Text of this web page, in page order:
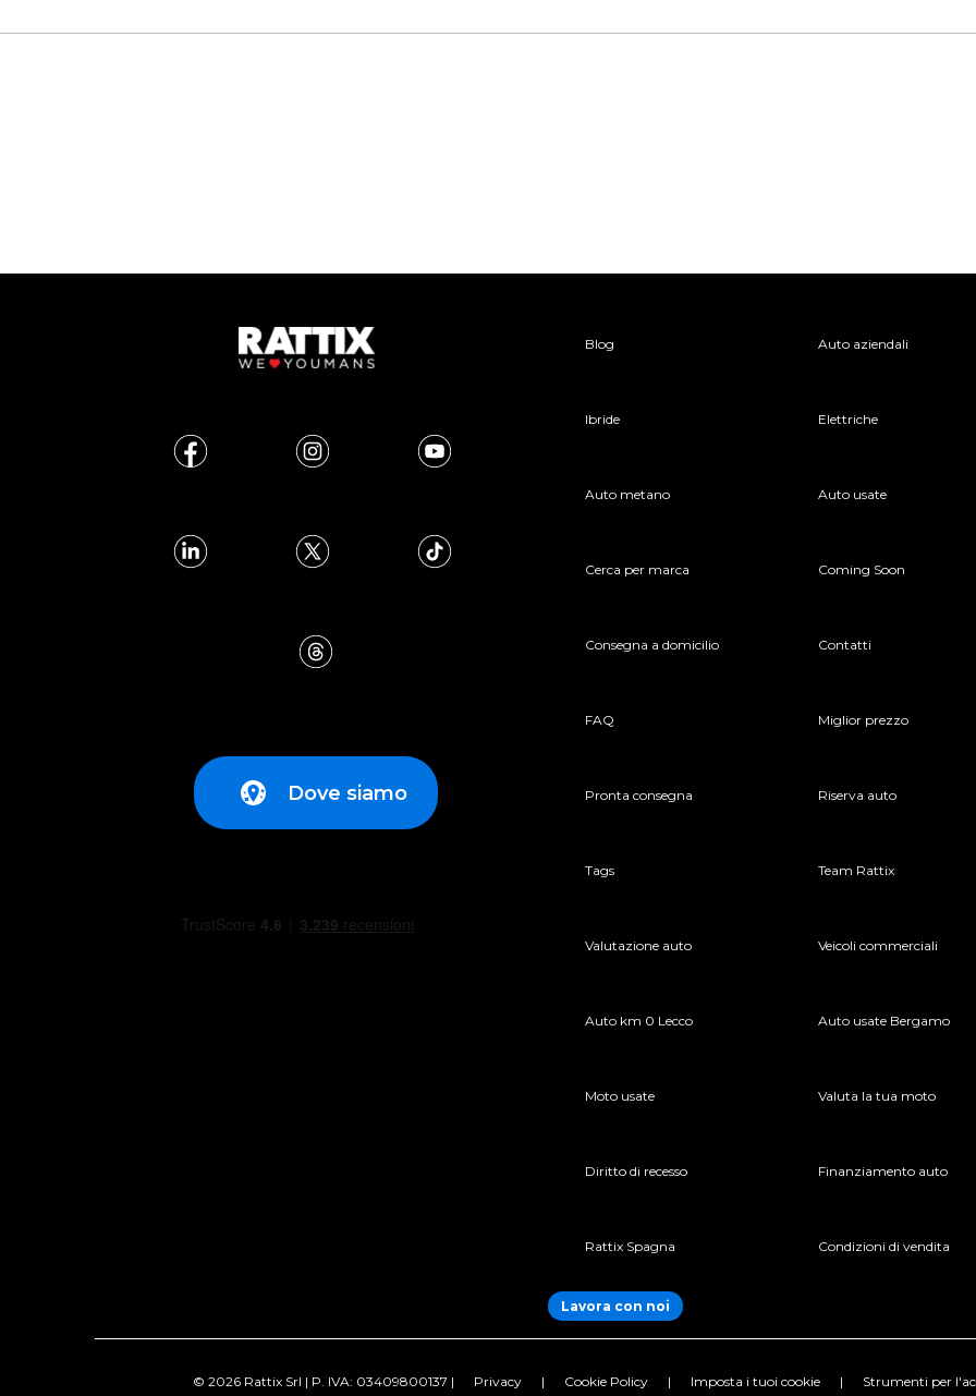
Dove siamo
Blog Auto aziendali
Ibride Elettriche
Auto metano Auto usate
Cerca per marca Coming Soon
Consegna a domicilio Contatti
FAQ Miglior prezzo
Pronta consegna Riserva auto
Tags Team Rattix
Valutazione auto Veicoli commerciali
Auto km 0 Lecco Auto usate Bergamo
Moto usate Valuta la tua moto
Diritto di recesso Finanziamento auto
Rattix Spagna Condizioni di vendita
Lavora con noi
© 2026 Rattix Srl | P. IVA: 03409800137 | Privacy | Cookie Policy | Imposta i tuoi cookie | Strumenti per